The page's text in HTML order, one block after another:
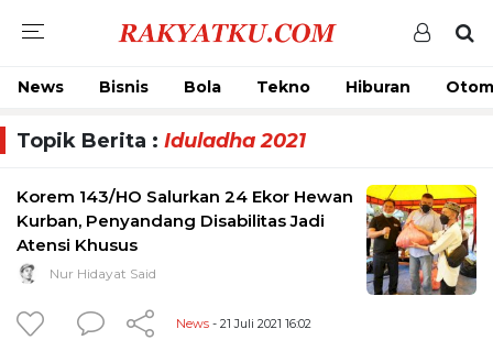
News Bisnis Bola Tekno Hiburan
Topik Berita : Iduladha 2021
Korem 143/HO Salurkan 24 Ekor Hewan
Kurban, Penyandang Disabilitas Jadi
Atensi Khusus
Nur Hidayat Said
News - 21 Juli 2021 16:02